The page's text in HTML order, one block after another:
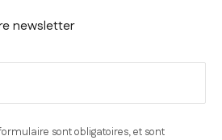
newsletter
sont obligatoires, et sont